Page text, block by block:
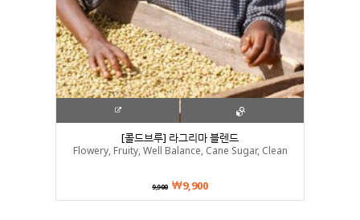
[콜드브루] 라그리마 블렌드
Flowery, Fruity, Well Balance, Cane Sugar, Clean
9,900 9,900